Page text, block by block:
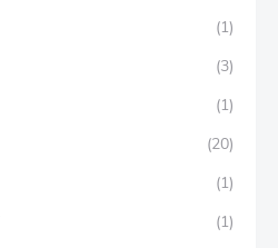
(1)
(3)
(1)
(20)
(1)
(1)